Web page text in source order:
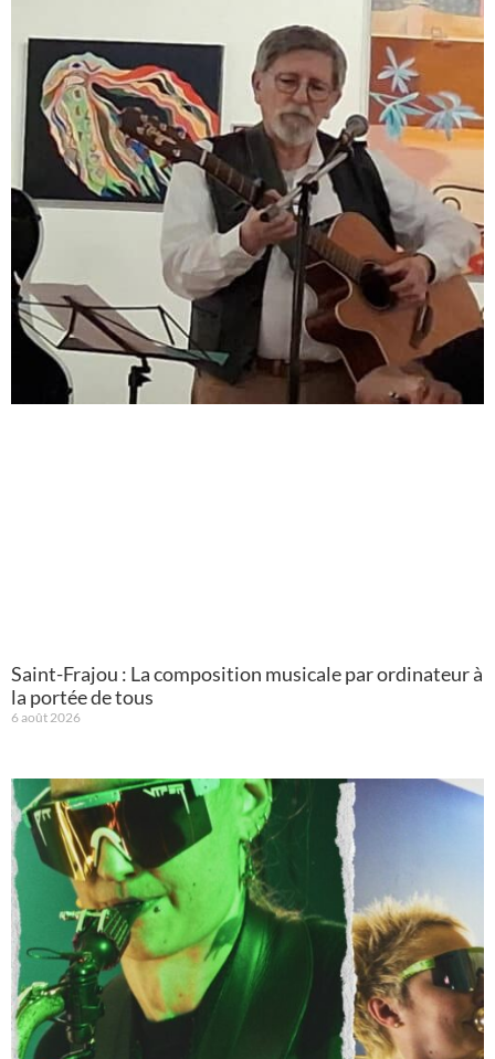
Saint-Frajou : La composition musicale par ordinateur à
la portée de tous
6 août 2026